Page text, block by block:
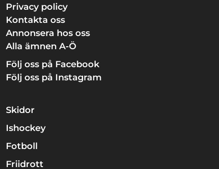
Privacy policy
Kontakta oss
Annonsera hos oss
Alla ämnen A-Ö
Följ oss på Facebook
Följ oss på Instagram
Skidor
Ishockey
Fotboll
Friidrott